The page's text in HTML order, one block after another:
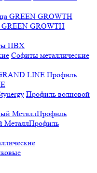
GREEN GROWTH
ПВХ
Софиты металлические
Профиль
Профиль волновой
МеталлПрофиль